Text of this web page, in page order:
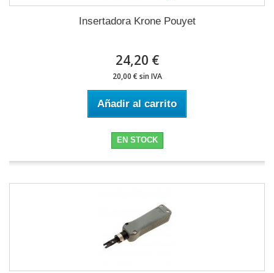
Insertadora Krone Pouyet
24,20 €
20,00 € sin IVA
Añadir al carrito
EN STOCK